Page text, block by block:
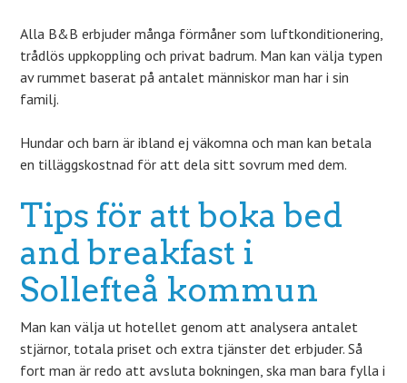
Alla B&B erbjuder många förmåner som luftkonditionering,
trådlös uppkoppling och privat badrum. Man kan välja typen
av rummet baserat på antalet människor man har i sin
familj.
Hundar och barn är ibland ej väkomna och man kan betala
en tilläggskostnad för att dela sitt sovrum med dem.
Tips för att boka bed
and breakfast i
Sollefteå kommun
Man kan välja ut hotellet genom att analysera antalet
stjärnor, totala priset och extra tjänster det erbjuder. Så
fort man är redo att avsluta bokningen, ska man bara fylla i